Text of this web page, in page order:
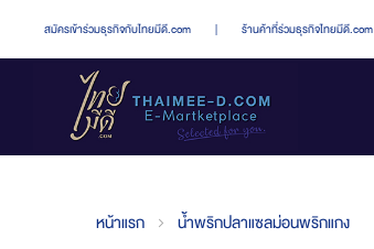
สมัครเข้าร่วมธุรกิจกับไทยมีดี.com | ร้านค้าที่ร่วมธุรกิจไทยมีดี.com
หน้าแรก น้ำพริกปลาแซลม่อนพริกแกง